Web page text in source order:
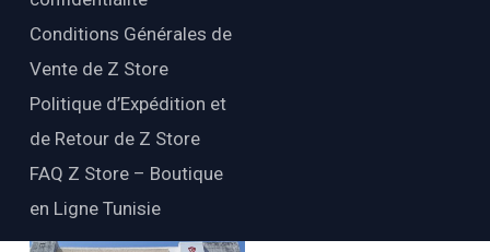
Conditions Générales de
Vente de Z Store
Politique d’Expédition et
de Retour de Z Store
FAQ Z Store – Boutique
en Ligne Tunisie